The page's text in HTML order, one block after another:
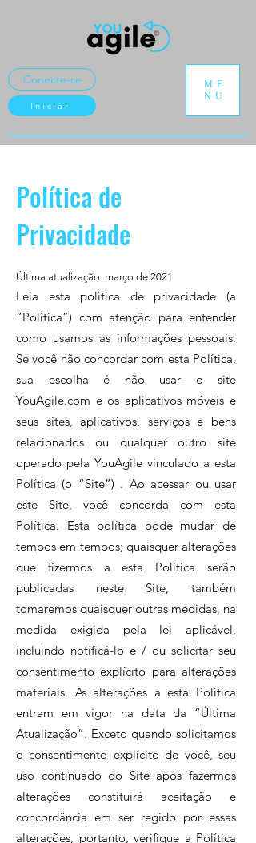
Iniciar
Conecte-se
ME
NU
Política de
Privacidade
Última atualização: março de 2021
Leia esta política de privacidade (a
“Política”) com atenção para entender
como usamos as informações pessoais.
Se você não concordar com esta Política,
sua escolha é não usar o site
YouAgile.com e os aplicativos móveis e
seus sites, aplicativos, serviços e bens
relacionados ou qualquer outro site
operado pela YouAgile vinculado a esta
Política (o “Site”) . Ao acessar ou usar
este Site, você concorda com esta
Política. Esta política pode mudar de
tempos em tempos; quaisquer alterações
que fizermos a esta Política serão
publicadas neste Site, também
tomaremos quaisquer outras medidas, na
medida exigida pela lei aplicável,
incluindo notificá-lo e / ou solicitar seu
consentimento explícito para alterações
materiais. As alterações a esta Política
entram em vigor na data da “Última
Atualização”. Exceto quando solicitamos
o consentimento explícito de você, seu
uso continuado do Site após fazermos
alterações constituirá aceitação e
concordância em ser regido por essas
alterações, portanto, verifique a Política